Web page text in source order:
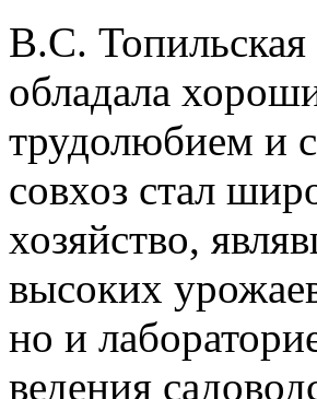
В.С. Топильская
обладала
трудолюбием и
совхоз стал
хозяйство,
высоких
но и
ведения